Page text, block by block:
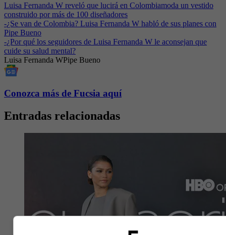
Luisa Fernanda W reveló que lucirá en Colombiamoda un vestido
construido por más de 100 diseñadores
-¿Se van de Colombia? Luisa Fernanda W habló de sus planes con
Pipe Bueno
-¿Por qué los seguidores de Luisa Fernanda W le aconsejan que
cuide su salud mental?
Luisa Fernanda WPipe Bueno
Conozca más de Fucsia aquí
Entradas relacionadas